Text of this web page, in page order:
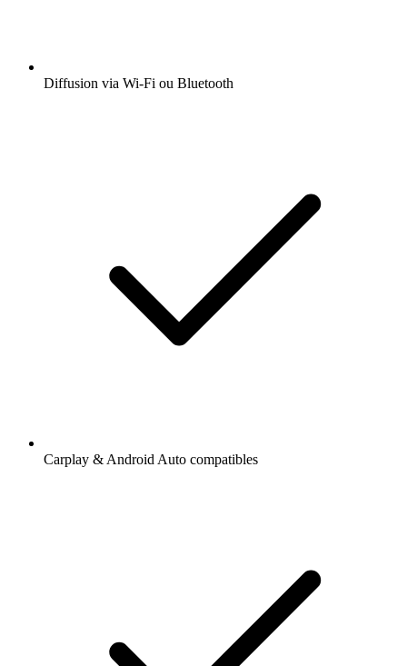
Diffusion via Wi-Fi ou Bluetooth
Carplay & Android Auto compatibles